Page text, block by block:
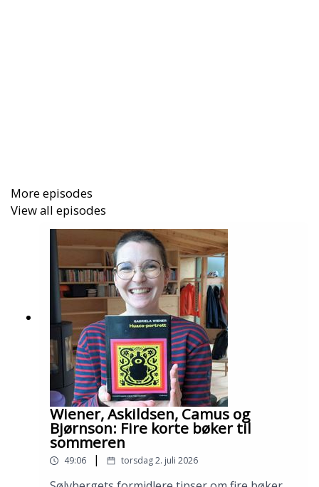
More episodes
View all episodes
Wiener, Askildsen, Camus og
Bjørnson: Fire korte bøker til
sommeren
49:06 | torsdag 2. juli 2026